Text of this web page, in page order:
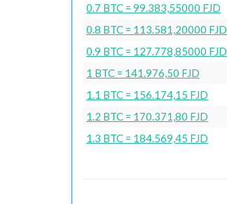
0.7 BTC = 99.383,55000 FJD
0.8 BTC = 113.581,20000 FJD
0.9 BTC = 127.778,85000 FJD
1 BTC = 141.976,50 FJD
1.1 BTC = 156.174,15 FJD
1.2 BTC = 170.371,80 FJD
1.3 BTC = 184.569,45 FJD